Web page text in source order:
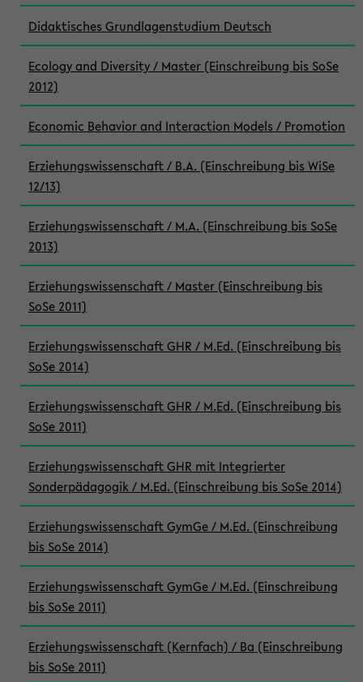
Didaktisches Grundlagenstudium Deutsch
Ecology and Diversity / Master (Einschreibung bis SoSe
2012)
Economic Behavior and Interaction Models / Promotion
Erziehungswissenschaft / B.A. (Einschreibung bis WiSe
12/13)
Erziehungswissenschaft / M.A. (Einschreibung bis SoSe
2013)
Erziehungswissenschaft / Master (Einschreibung bis
SoSe 2011)
Erziehungswissenschaft GHR / M.Ed. (Einschreibung bis
SoSe 2014)
Erziehungswissenschaft GHR / M.Ed. (Einschreibung bis
SoSe 2011)
Erziehungswissenschaft GHR mit Integrierter
Sonderpädagogik / M.Ed. (Einschreibung bis SoSe 2014)
Erziehungswissenschaft GymGe / M.Ed. (Einschreibung
bis SoSe 2014)
Erziehungswissenschaft GymGe / M.Ed. (Einschreibung
bis SoSe 2011)
Erziehungswissenschaft (Kernfach) / Ba (Einschreibung
bis SoSe 2011)